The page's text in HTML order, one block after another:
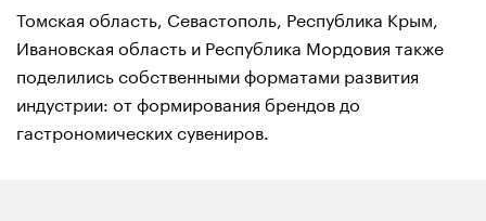
Томская область, Севастополь, Республика Крым,
Ивановская область и Республика Мордовия также
поделились собственными форматами развития
индустрии: от формирования брендов до
гастрономических сувениров.